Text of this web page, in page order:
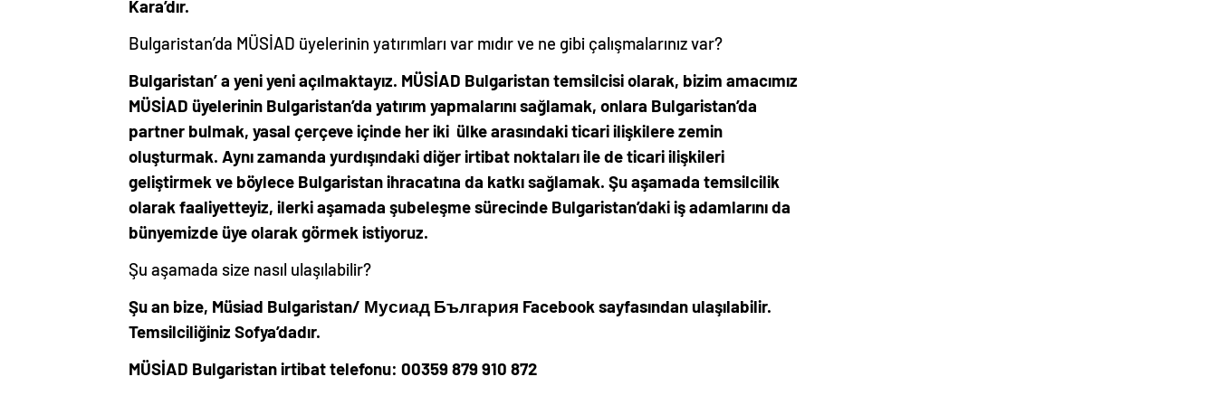
Kara’dır.
Bulgaristan’da MÜSİAD üyelerinin yatırımları var mıdır ve ne gibi çalışmalarınız var?
Bulgaristan’ a yeni yeni açılmaktayız. MÜSİAD Bulgaristan temsilcisi olarak, bizim amacımız
MÜSİAD üyelerinin Bulgaristan’da yatırım yapmalarını sağlamak, onlara Bulgaristan’da
partner bulmak, yasal çerçeve içinde her iki ülke arasındaki ticari ilişkilere zemin
oluşturmak. Aynı zamanda yurdışındaki diğer irtibat noktaları ile de ticari ilişkileri
geliştirmek ve böylece Bulgaristan ihracatına da katkı sağlamak. Şu aşamada temsilcilik
olarak faaliyetteyiz, ilerki aşamada şubeleşme sürecinde Bulgaristan’daki iş adamlarını da
bünyemizde üye olarak görmek istiyoruz.
Şu aşamada size nasıl ulaşılabilir?
Şu an bize, Müsiad Bulgaristan/ Мусиад България Facebook sayfasından ulaşılabilir.
Temsilciliğiniz Sofya’dadır.
MÜSİAD Bulgaristan irtibat telefonu: 00359 879 910 872